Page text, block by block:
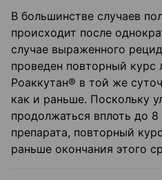
В большинстве случаев
происходит после
случае выраженного
проведен повторный курс
Роаккутан® в той же
как и раньше. Поскольку
продолжаться вплоть до
препарата, повторный
раньше окончания этого